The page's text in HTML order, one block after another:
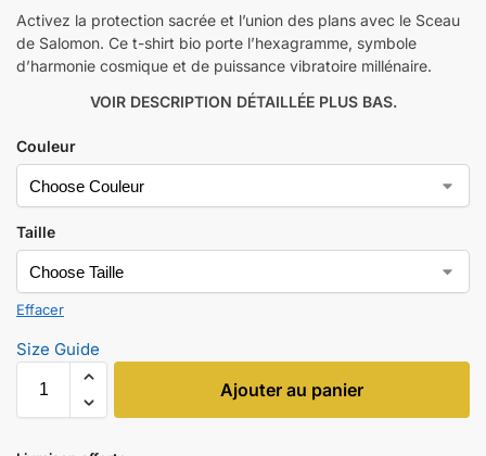
Activez la protection sacrée et l’union des plans avec le Sceau
de Salomon. Ce t-shirt bio porte l’hexagramme, symbole
d’harmonie cosmique et de puissance vibratoire millénaire.
VOIR DESCRIPTION DÉTAILLÉE PLUS BAS.
Couleur
Taille
Effacer
Size Guide
Ajouter au panier